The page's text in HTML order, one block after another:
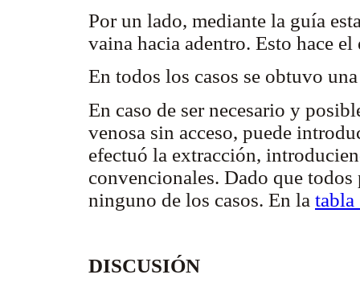
Por un lado, mediante la guía
vaina hacia adentro. Esto hace
En todos los casos se obtuvo
En caso de ser necesario y
venosa sin acceso, puede
efectuó la extracción,
convencionales. Dado que
ninguno de los casos. En la tabla
DISCUSIÓN